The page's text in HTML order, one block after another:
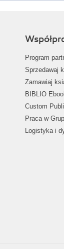
Program
Sprzedawaj
Zamawiaj
BIBLIO
Custom
Praca w
Logistyka i